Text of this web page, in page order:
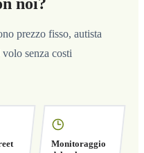
noi?
prezzo fisso, autista
senza costi
Monitoraggio